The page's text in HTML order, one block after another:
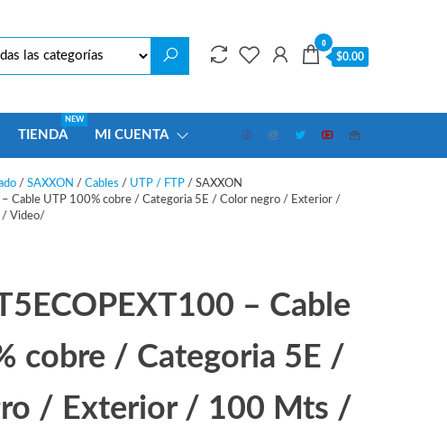
0
$0.00
TIENDA
NEW
MI CUENTA
/ SAXXON / Cables / UTP / FTP/ SAXXON
Cable UTP 100% cobre / Categoria 5E / Color negro / Exterior /
/ Video/
– Cable
cobre / Categoria 5E /
/ Exterior / 100 Mts /